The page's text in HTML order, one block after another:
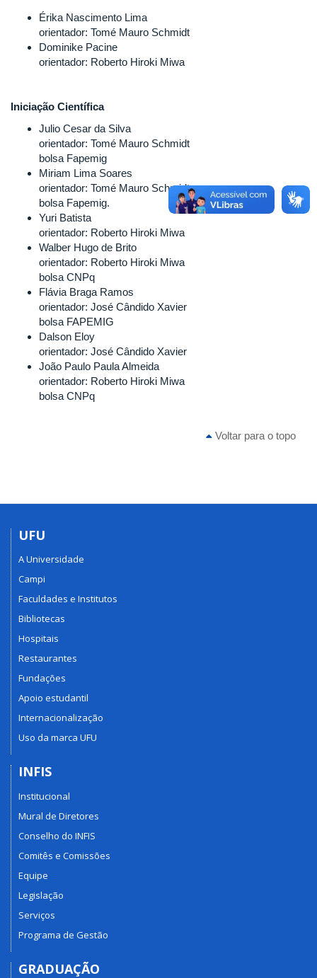
Érika Nascimento Lima
orientador: Tomé Mauro Schmidt
Dominike Pacine
orientador: Roberto Hiroki Miwa
Iniciação Científica
Julio Cesar da Silva
orientador: Tomé Mauro Schmidt
bolsa Fapemig
Miriam Lima Soares
orientador: Tomé Mauro Schmidt
bolsa Fapemig.
Yuri Batista
orientador: Roberto Hiroki Miwa
Walber Hugo de Brito
orientador: Roberto Hiroki Miwa
bolsa CNPq
Flávia Braga Ramos
orientador: José Cândido Xavier
bolsa FAPEMIG
Dalson Eloy
orientador: José Cândido Xavier
João Paulo Paula Almeida
orientador: Roberto Hiroki Miwa
bolsa CNPq
Voltar para o topo
UFU
A Universidade
Campi
Faculdades e Institutos
Bibliotecas
Hospitais
Restaurantes
Fundações
Apoio estudantil
Internacionalização
Uso da marca UFU
INFIS
Institucional
Mural de Diretores
Conselho do INFIS
Comitês e Comissões
Equipe
Legislação
Serviços
Programa de Gestão
GRADUAÇÃO